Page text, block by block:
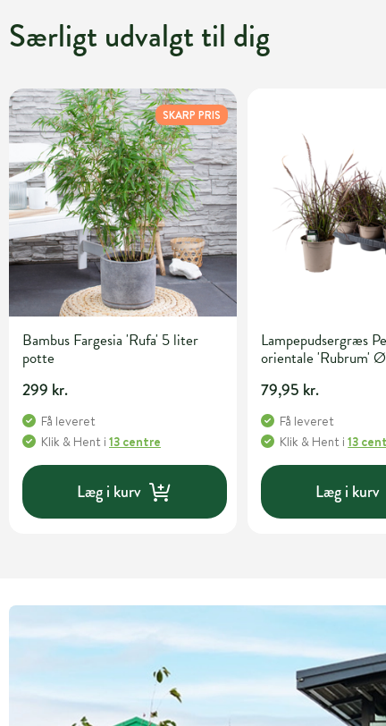
Særligt udvalgt til dig
SKARP PRIS
Bambus Fargesia 'Rufa' 5 liter
potte
299 kr.
Få leveret
Klik & Hent i 13 centre
Læg i kurv
Lampepudsergræs
orientale 'Rubrum'
79,95 kr.
Få leveret
Klik & Hent i13
Læg i kurv